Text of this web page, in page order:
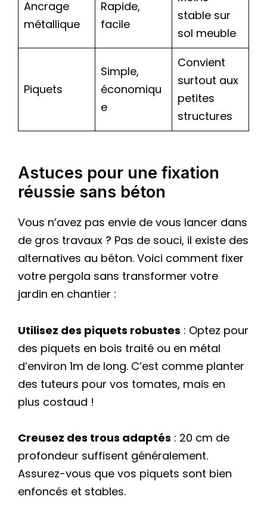
Ancrage
métallique
Rapide,
facile
stable sur
sol meuble
Piquets
Simple,
économiqu
e
Convient
surtout aux
petites
structures
Astuces pour une fixation
réussie sans béton
Vous n’avez pas envie de vous lancer dans
de gros travaux ? Pas de souci, il existe des
alternatives au béton. Voici comment fixer
votre pergola sans transformer votre
jardin en chantier :
Utilisez des piquets robustes : Optez pour
des piquets en bois traité ou en métal
d’environ 1m de long. C’est comme planter
des tuteurs pour vos tomates, mais en
plus costaud !
Creusez des trous adaptés : 20 cm de
profondeur suffisent généralement.
Assurez-vous que vos piquets sont bien
enfoncés et stables.